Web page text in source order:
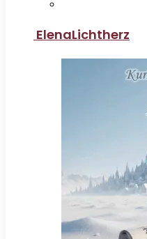
ElenaLichtherz